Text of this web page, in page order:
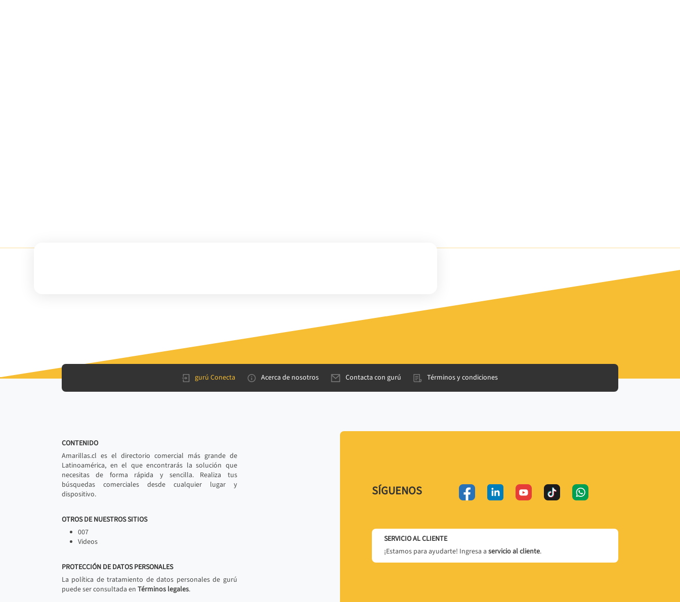
gurú Conecta Acerca de nosotros Contacta con gurú Términos y condiciones
CONTENIDO
Amarillas.cl es el directorio comercial más grande de
Latinoamérica, en el que encontrarás la solución que
necesitas de forma rápida y sencilla. Realiza tus
búsquedas comerciales desde cualquier lugar y
dispositivo.
OTROS DE NUESTROS SITIOS
007
Videos
PROTECCIÓN DE DATOS PERSONALES
La política de tratamiento de datos personales de gurú
puede ser consultada en Términos legales.
SÍGUENOS
SERVICIO AL CLIENTE
¡Estamos para ayudarte! Ingresa a servicio al cliente.